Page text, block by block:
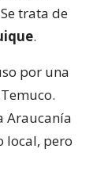
trata de
.
por una
Araucanía
local, pero